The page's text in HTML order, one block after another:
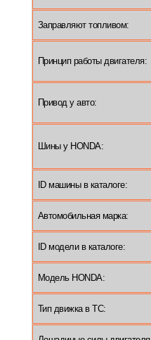
Заправляют топливом:
Принцип работы двигателя:
Привод у авто:
Шины у HONDA:
ID машины в каталоге:
Автомобильная марка:
ID модели в каталоге:
Модель HONDA:
Тип движка в ТС: